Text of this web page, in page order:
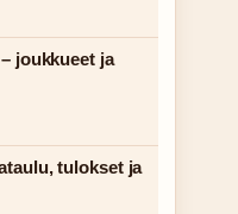
joukkueet ja
tulokset ja